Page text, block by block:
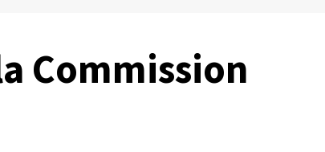
Commission